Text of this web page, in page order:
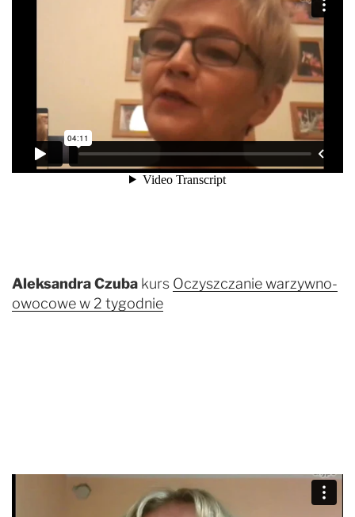
Aleksandra Czuba kurs Oczyszczanie warzywno-
owocowe w 2 tygodnie